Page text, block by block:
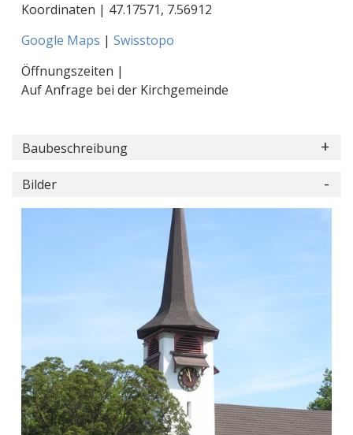
Koordinaten | 47.17571, 7.56912
Google Maps | Swisstopo
Öffnungszeiten |
Auf Anfrage bei der Kirchgemeinde
Baubeschreibung
Bilder